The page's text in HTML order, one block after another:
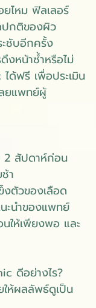
ไหม ฟิลเลอร์
ปกติของผิว
ชับอีกครั้ง
งหน้าซ้ำหรือไม่
ด้ฟรี เพื่อประเมิน
ยแพทย์ผู้
2 สัปดาห์ก่อน
า
ตัวของเลือด
ะนำของแพทย์
ให้เพียงพอ และ
ดีอย่างไร?
ห้ผลลัพธ์ดูเป็น